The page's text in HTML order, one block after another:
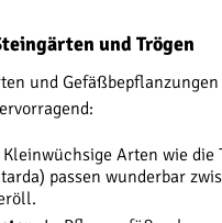
und Trögen
und Gefäßbepflanzungen
Kleinwüchsige Arten wie die
passen wunderbar